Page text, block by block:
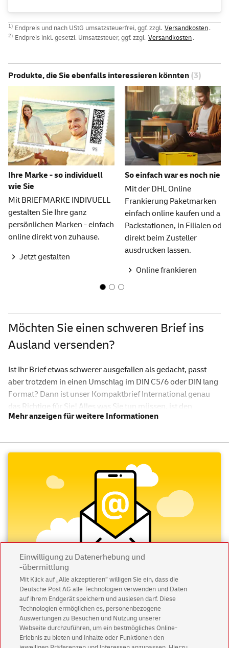
1) Endpreis und nach UStG umsatzsteuerfrei, ggf. zzgl. Versandkosten.
2) Endpreis inkl. gesetzl. Umsatzsteuer, ggf. zzgl. Versandkosten.
Produkte, die Sie ebenfalls interessieren könnten (3)
Ihre Marke - so individuell
wie Sie
Mit BRIEFMARKE INDIVUELL
gestalten Sie Ihre ganz
persönlichen Marken - einfach
online direkt von zuhause.
Jetzt gestalten
So einfach war es noch nie
Mit der DHL Online
Frankierung Paketmarken
einfach online kaufen und an
Packstationen, in Filialen oder
direkt beim Zusteller
ausdrucken lassen.
Online frankieren
Möchten Sie einen schweren Brief ins
Ausland versenden?
Ist Ihr Brief etwas schwerer ausgefallen als gedacht, passt
aber trotzdem in einen Umschlag im DIN C5/6 oder DIN lang
Format? Dann ist unser Kompaktbrief International genau
das Richtige für Sie! Alles was Sie tun müssen, ist den
Briefumschlag entsprechend zu frankieren, eine
Briefkasten zu werfen.
Wie viel kostet der internationale
Versand eines Kompaktbriefes?
Der weltweite Versand eines Kompaktbriefes kostet nur 1,80
Euro. In unserem Online Shop finden Sie eine breite Palette
an Briefmarken für den Versand ins Ausland mit einer
abwechslungsreichen Auswahl an schönen Motiven.
Zusätzlich finden Sie auch geeigneteVersandprodukte
Briefumschläge, Briefmarken oder Brief- und
in unserem Shop.
Wie schwer darf der Kompaktbrief
International sein?
Abonnieren Sie unseren Newsletter
Immer informiert über exklusive Angebote und
Aktionen - jetzt mit Vorteil
Privatkundensichern sich einen5 € Gutschein
Einwilligung zu Datenerhebung und
-übermittlung
Mit Klick auf „Alle akzeptieren” willigen Sie ein, dass die
Deutsche Post AG alle Technologien verwenden und Daten
auf Ihrem Endgerät speichern und auslesen darf. Diese
Technologien ermöglichen es, personenbezogene
Auswertungen zu Besuchen und Nutzung unserer
Webseite durchzuführen, um ein bestmögliches Online-
Erlebnis zu bieten und Inhalte oder Funktionen den